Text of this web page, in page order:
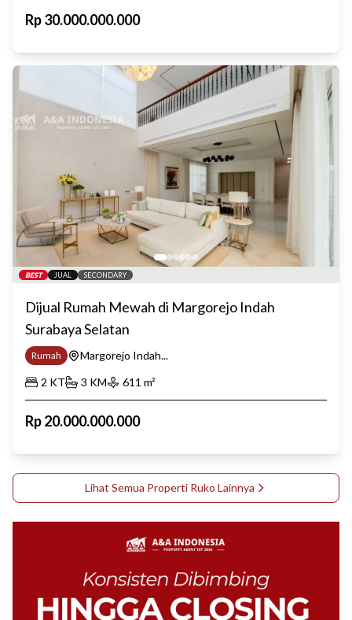
Rp30.000.000.000
BEST JUAL SECONDARY
Dijual Rumah Mewah di Margorejo Indah
Surabaya Selatan
Rumah
Margorejo Indah...
2 KT 3 KM 611 m²
Rp20.000.000.000
Lihat Semua Properti Ruko Lainnya